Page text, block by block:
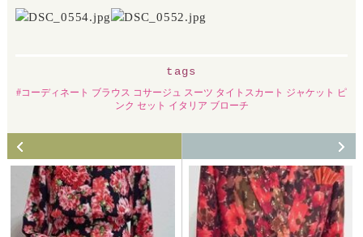
tags
コーディネート ブラウス コサージュ スーツ タイトスカート ジャケット ピ
ンク セット イタリア ブローチ